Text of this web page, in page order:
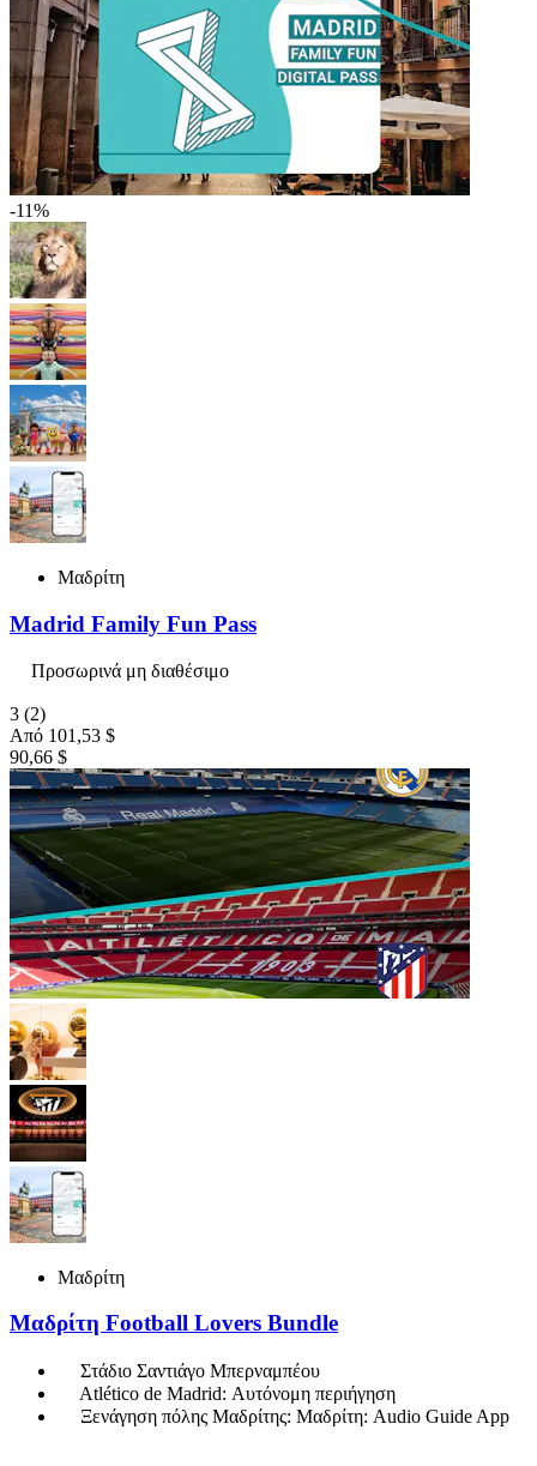
-11%
Μαδρίτη
Madrid Family Fun Pass
Προσωρινά μη διαθέσιμο
3 (2)
Από 101,53 $
90,66 $
Μαδρίτη
Μαδρίτη Football Lovers Bundle
Στάδιο Σαντιάγο Μπερναμπέου
Atlético de Madrid: Αυτόνομη περιήγηση
Ξενάγηση πόλης Μαδρίτης: Μαδρίτη: Audio Guide App